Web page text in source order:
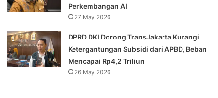
Perkembangan AI
27 May 2026
DPRD DKI Dorong TransJakarta Kurangi
Ketergantungan Subsidi dari APBD, Beban
Mencapai Rp4,2 Triliun
26 May 2026